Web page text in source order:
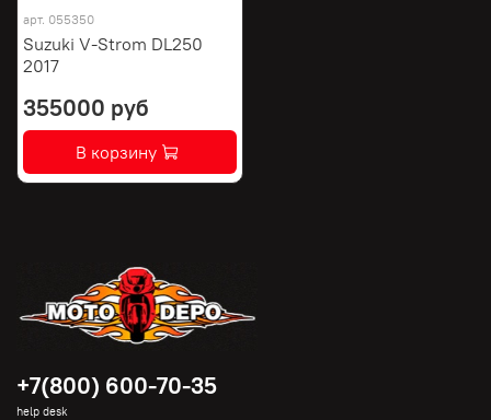
арт. 055350
Suzuki V-Strom DL250
2017
355000 руб
В корзину
+7(800) 600-70-35
help desk